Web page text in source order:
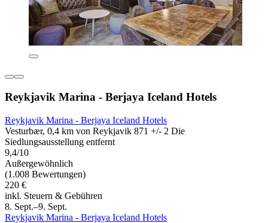
Reykjavik Marina - Berjaya Iceland Hotels
Reykjavik Marina - Berjaya Iceland Hotels
Vesturbær, 0,4 km von Reykjavik 871 +/- 2 Die
Siedlungsausstellung entfernt
9,4/10
Außergewöhnlich
(1.008 Bewertungen)
220 €
inkl. Steuern & Gebühren
8. Sept.–9. Sept.
Reykjavik Marina - Berjaya Iceland Hotels